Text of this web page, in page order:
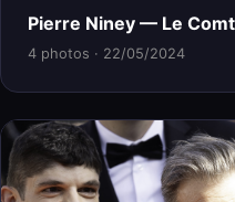
Pierre Niney — Le
4 photos · 22/05/2024